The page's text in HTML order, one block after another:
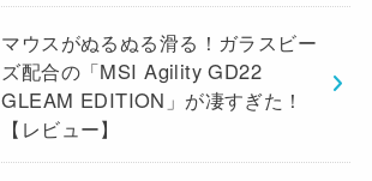
マウスがぬるぬる滑る！ガラスビー
ズ配合の「MSI Agility GD22
GLEAM EDITION」が凄すぎた！
【レビュー】